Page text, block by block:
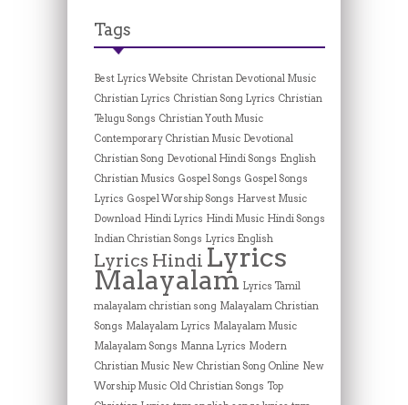
Tags
Best Lyrics Website Christan Devotional Music
Christian Lyrics Christian Song Lyrics Christian
Telugu Songs Christian Youth Music
Contemporary Christian Music Devotional
Christian Song Devotional Hindi Songs English
Christian Musics Gospel Songs Gospel Songs
Lyrics Gospel Worship Songs Harvest Music
Download Hindi Lyrics Hindi Music Hindi Songs
Indian Christian Songs Lyrics English
Lyrics Hindi Lyrics
Malayalam Lyrics Tamil
malayalam christian song Malayalam Christian
Songs Malayalam Lyrics Malayalam Music
Malayalam Songs Manna Lyrics Modern
Christian Music New Christian Song Online New
Worship Music Old Christian Songs Top